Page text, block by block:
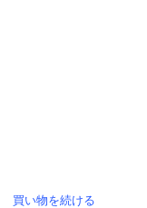
買い物を続ける